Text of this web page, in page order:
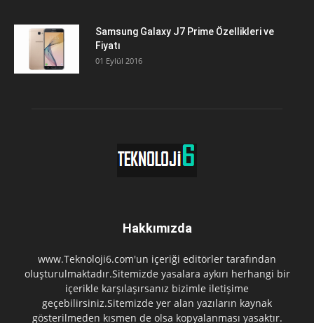
Samsung Galaxy J7 Prime Özellikleri ve
Fiyatı
01 Eylül 2016
Hakkımızda
www.Teknoloji6.com'un içeriği editörler tarafından
oluşturulmaktadır.Sitemizde yasalara aykırı herhangi bir
içerikle karşılaşırsanız bizimle iletişime
geçebilirsiniz.Sitemizde yer alan yazıların kaynak
gösterilmeden kısmen de olsa kopyalanması yasaktır.